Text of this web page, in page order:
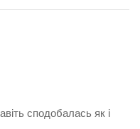
сподобалась як і